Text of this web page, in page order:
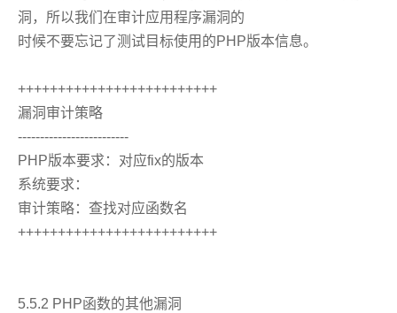
洞，所以我们在审计应用程序漏洞的
时候不要忘记了测试目标使用的PHP版本信息。
+++++++++++++++++++++++++
漏洞审计策略
-------------------------
PHP版本要求：对应fix的版本
系统要求：
审计策略：查找对应函数名
+++++++++++++++++++++++++
5.5.2 PHP函数的其他漏洞